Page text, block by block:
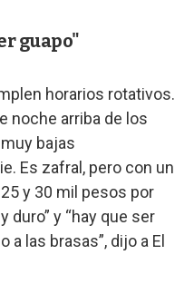
guapo"
horarios rotativos.
noche arriba de los
bajas
Es zafral, pero con un
y 30 mil pesos por
duro” y “hay que ser
a las brasas”, dijo a El